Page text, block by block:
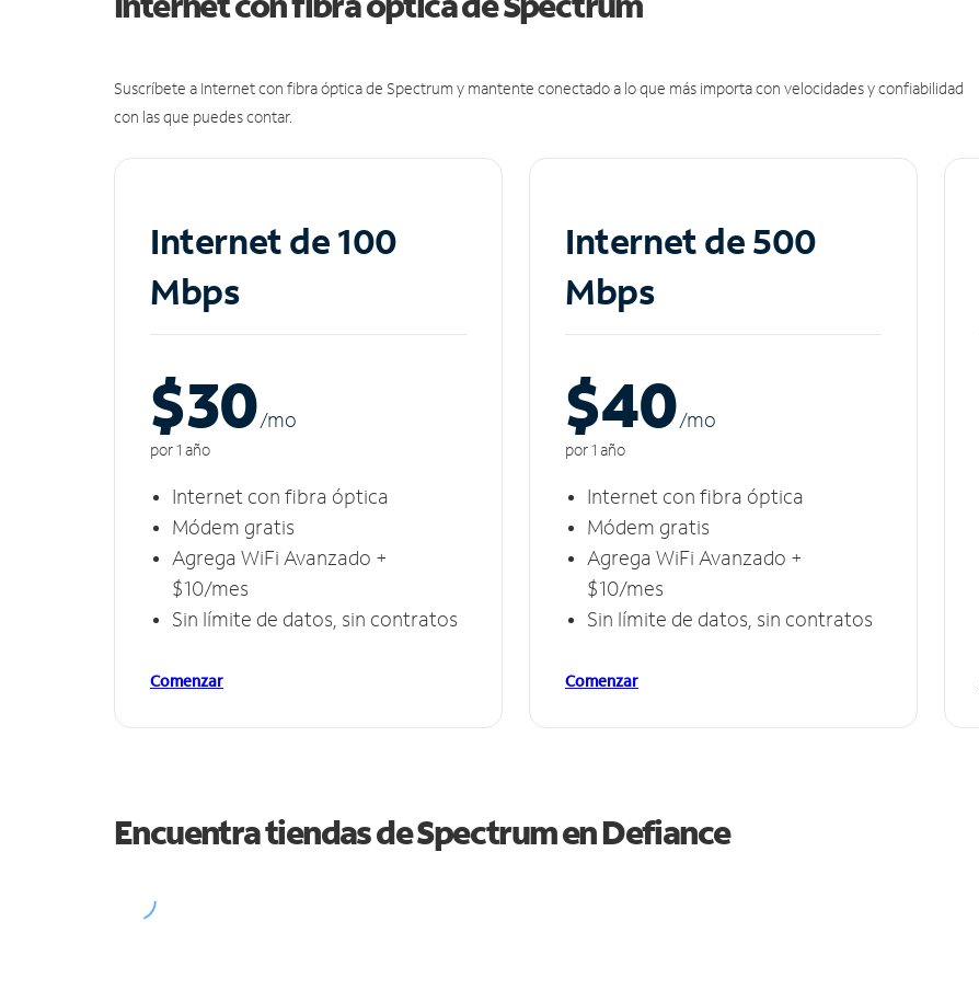
Suscríbete a Internet con fibra óptica de Spectrum y mantente conectado a lo que más importa con velocidades y confiabilidad
con las que puedes contar.
Internet de 100
Mbps
$30/mo
por 1 año
Internet con fibra óptica
Módem gratis
Agrega WiFi Avanzado +
$10/mes
Sin límite de datos, sin contratos
Comenzar
Internet de 500
Mbps
$40/mo
por 1 año
Internet con fibra óptica
Módem gratis
Agrega WiFi Avanzado +
$10/mes
Sin límite de datos, sin contratos
Comenzar
Encuentra tiendas de Spectrum enDefiance